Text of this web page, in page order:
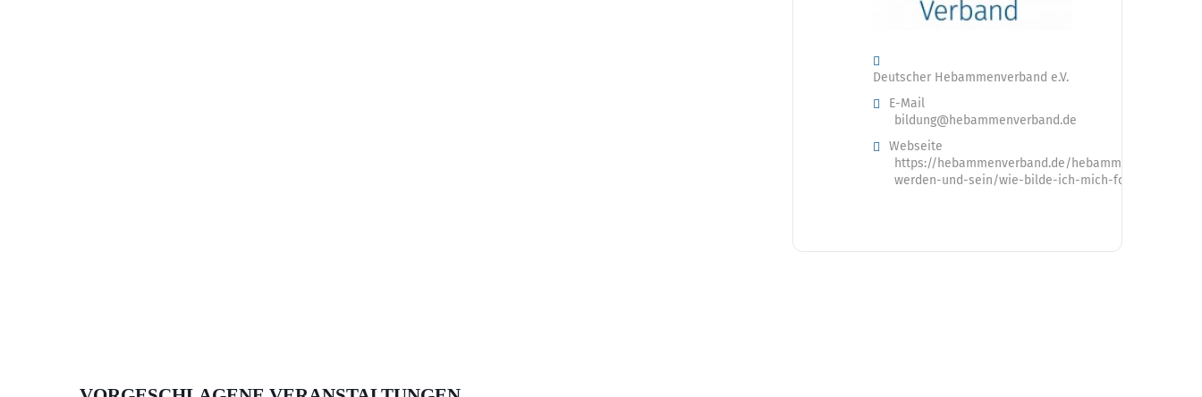
Deutscher Hebammenverband e.V.
E-Mail
bildung@hebammenverband.de
Webseite
https://hebammenverband.de/hebamme-
werden-und-sein/wie-bilde-ich-mich-fort